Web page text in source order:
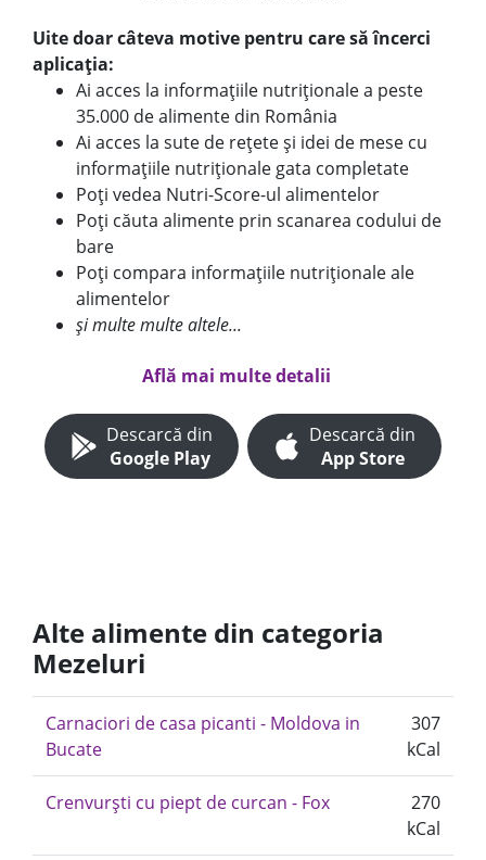
Uite doar câteva motive pentru care să încerci
aplicația:
Ai acces la informațiile nutriționale a peste
35.000 de alimente din România
Ai acces la sute de rețete și idei de mese cu
informațiile nutriționale gata completate
Poți vedea Nutri-Score-ul alimentelor
Poți căuta alimente prin scanarea codului de
bare
Poți compara informațiile nutriționale ale
alimentelor
și multe multe altele...
Află mai multe detalii
Descarcă din
Google Play
Descarcă din
App Store
Alte alimente din categoria
Mezeluri
Carnaciori de casa picanti - Moldova in
Bucate
307
kCal
Crenvurşti cu piept de curcan - Fox
270
kCal